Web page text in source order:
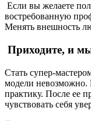
Если вы желаете
востребованную
Менять внешность
Приходите, и
Стать супер-
модели невозможно.
практику. После ее
чувствовать себя